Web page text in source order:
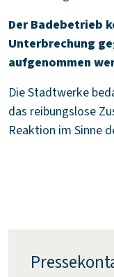
Der Badebetrieb
Unterbrechung
aufgenommen
Die Stadtwerke
das reibungslose
Reaktion im Sinne